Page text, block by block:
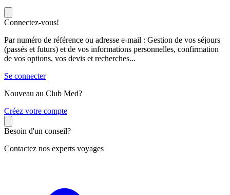
Connectez-vous!
Par numéro de référence ou adresse e-mail : Gestion de vos séjours
(passés et futurs) et de vos informations personnelles, confirmation
de vos options, vos devis et recherches...
Se connecter
Nouveau au Club Med?
Créez votre compte
Besoin d'un conseil?
Contactez nos experts voyages